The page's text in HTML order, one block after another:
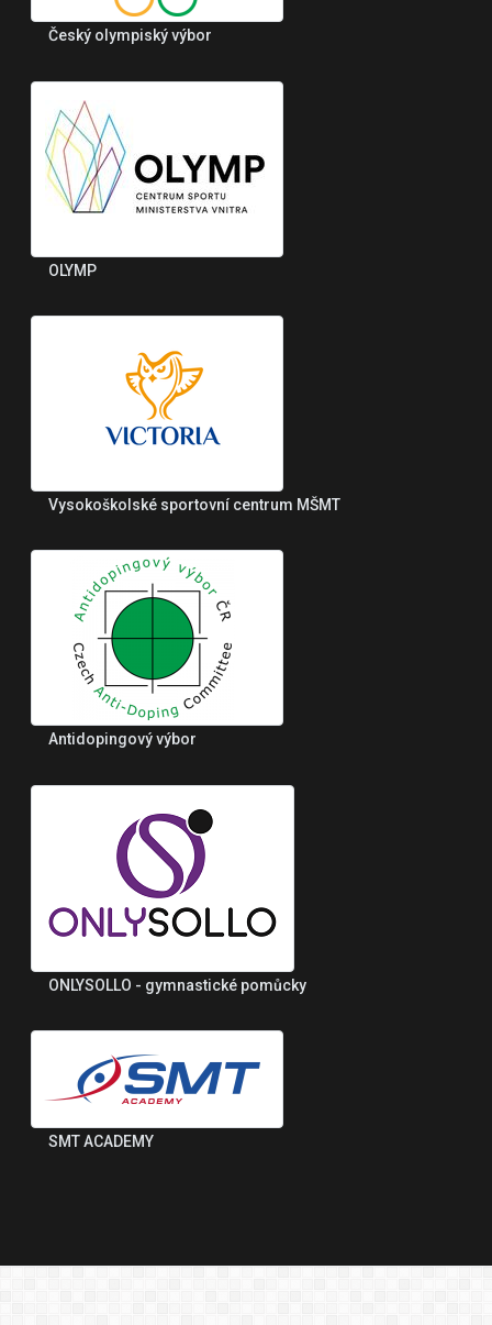
Český olympiský výbor
OLYMP
Vysokoškolské sportovní centrum MŠMT
Antidopingový výbor
ONLYSOLLO - gymnastické pomůcky
SMT ACADEMY